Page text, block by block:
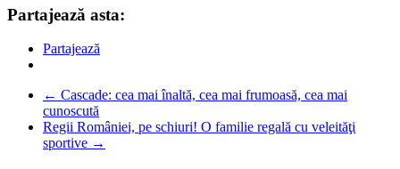
Partajează asta:
Partajează
← Cascade: cea mai înaltă, cea mai frumoasă, cea mai
cunoscută
Regii României, pe schiuri! O familie regală cu veleităţi
sportive →